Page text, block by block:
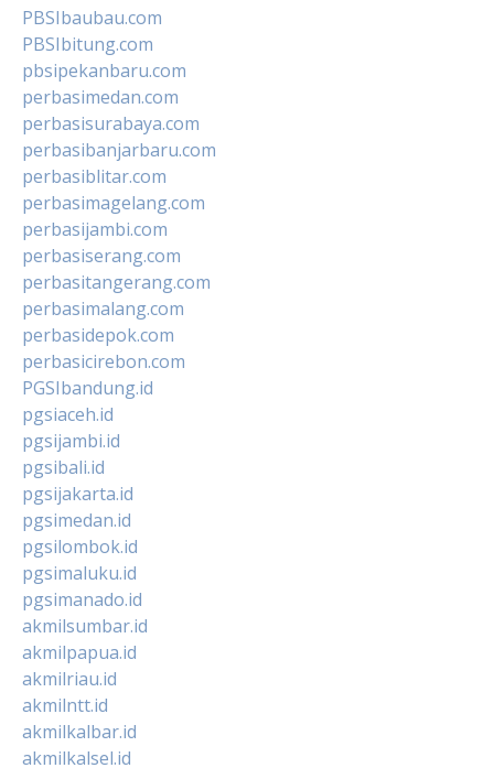
PBSIbaubau.com
PBSIbitung.com
pbsipekanbaru.com
perbasimedan.com
perbasisurabaya.com
perbasibanjarbaru.com
perbasiblitar.com
perbasimagelang.com
perbasijambi.com
perbasiserang.com
perbasitangerang.com
perbasimalang.com
perbasidepok.com
perbasicirebon.com
PGSIbandung.id
pgsiaceh.id
pgsijambi.id
pgsibali.id
pgsijakarta.id
pgsimedan.id
pgsilombok.id
pgsimaluku.id
pgsimanado.id
akmilsumbar.id
akmilpapua.id
akmilriau.id
akmilntt.id
akmilkalbar.id
akmilkalsel.id